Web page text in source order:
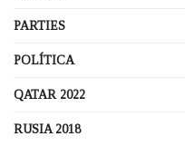
PARTIES
POLÍTICA
QATAR 2022
RUSIA 2018